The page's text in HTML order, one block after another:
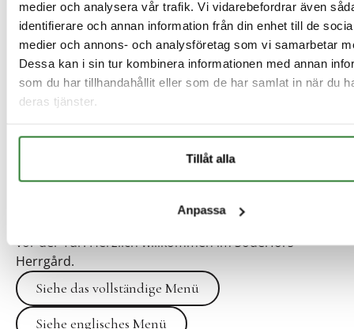
medier och analysera vår trafik. Vi vidarebefordrar även
identifierare och annan information från din enhet till de
medier och annons- och analysföretag som vi samarbetar
Dessa kan i sin tur kombinera informationen med annan
som du har tillhandahållit eller som de har samlat in när du
deras tjänster.
Tillåt alla
Anpassa
zusammengestellte Gerichte, bei denen die Aromen
der Saison im Mittelpunkt stehen. Genießen Sie eine
köstliche Mahlzeit in der historischen Atmosphäre
vor der Tür. Herzlich willkommen im Söderfors
Herrgård.
Siehe das vollständige Menü
Siehe englisches Menü